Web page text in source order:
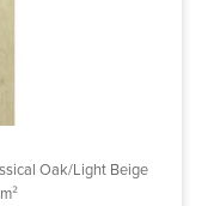
Oak/Light Beige